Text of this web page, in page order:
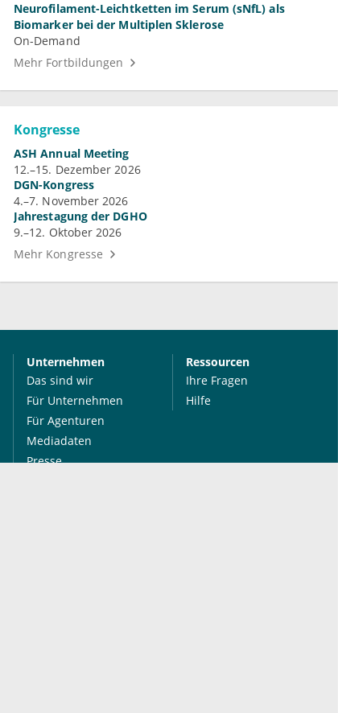
Neurofilament-Leichtketten im Serum (sNfL) als
Biomarker bei der Multiplen Sklerose
On-Demand
Mehr Fortbildungen
Kongresse
ASH Annual Meeting
12.–15. Dezember 2026
DGN-Kongress
4.–7. November 2026
Jahrestagung der DGHO
9.–12. Oktober 2026
Mehr Kongresse
Unternehmen
Das sind wir
Für Unternehmen
Für Agenturen
Mediadaten
Presse
Ressourcen
Ihre Fragen
Hilfe